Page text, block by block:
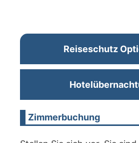
Reiseschutz
Zimmerbuchung